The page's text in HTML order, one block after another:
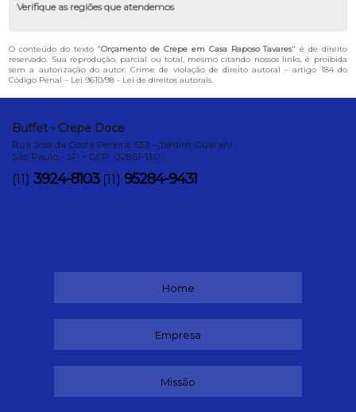
Verifique as regiões que atendemos
O conteúdo do texto "Orçamento de Crepe em Casa Raposo Tavares" é de direito
reservado. Sua reprodução, parcial ou total, mesmo citando nossos links, é proibida
sem a autorização do autor. Crime de violação de direito autoral – artigo 184 do
Código Penal – Lei 9610/98 - Lei de direitos autorais.
Buffet - Crepe Doce
Rua José da Costa Pereira, 532 - Jardim Guarani
São Paulo - SP - CEP: 02851-130
(11) 3924-8103 (11) 95284-9431
Home
Empresa
Missão